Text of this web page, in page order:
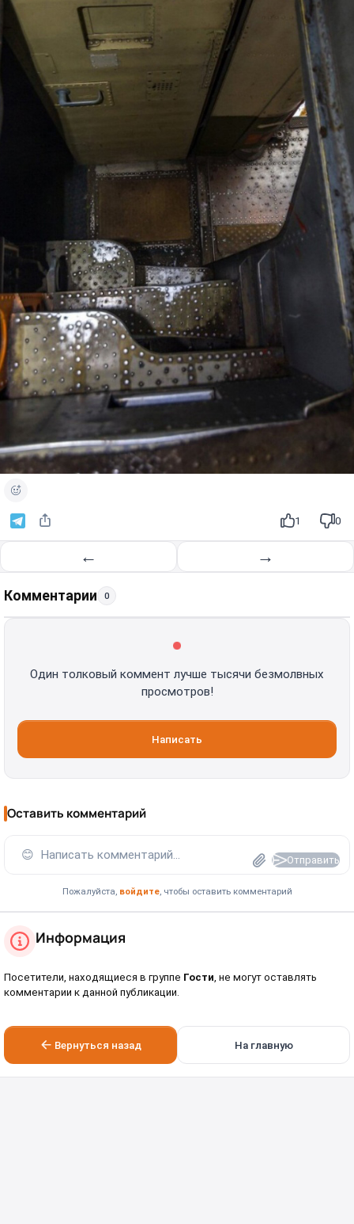
1 0
← →
Комментарии 0
Один толковый коммент лучше тысячи безмолвных
просмотров!
Написать
Оставить комментарий
😊 Написать комментарий... Отправить
Пожалуйста, войдите, чтобы оставить комментарий
Информация
Посетители, находящиеся в группе Гости, не могут оставлять
комментарии к данной публикации.
Вернуться назад На главную